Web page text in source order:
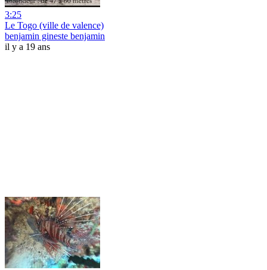
3:25
Le Togo (ville de valence)
benjamin gineste benjamin
il y a 19 ans